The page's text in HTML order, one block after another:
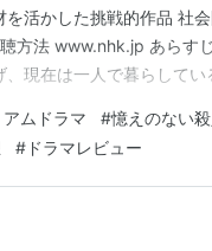
を活かした挑戦的作品 社
方法 www.nhk.jp あらす
、現在は一人で暮らして
をするうちに自身が殺人
などありえないと声…
ムドラマ #憶えのない殺
# ドラマレビュー